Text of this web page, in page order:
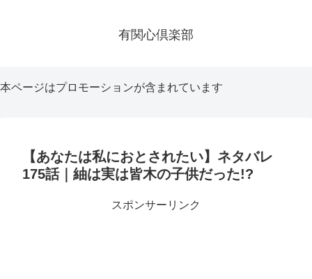
有関心倶楽部
本ページはプロモーションが含まれています
【あなたは私におとされたい】ネタバレ
175話｜紬は実は皆木の子供だった!?
スポンサーリンク